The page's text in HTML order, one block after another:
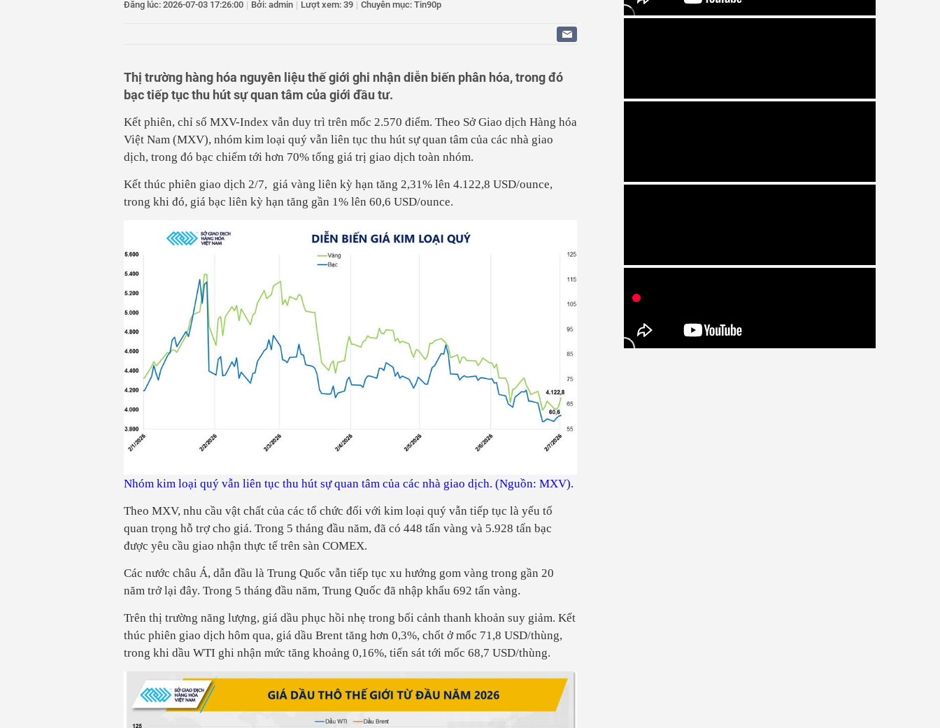
14
Quốc lộ 6 bị sạt lở sau mưa lớn, xuyên đêm khắc phục đã thông xe tạm thời
Đăng lúc: 2026-07-03 17:26:00 | Bởi: admin | Lượt xem: 39 | Chuyên mục: Tin90p
Thị trường hàng hóa nguyên liệu thế giới ghi nhận diễn biến phân hóa, trong đó
bạc tiếp tục thu hút sự quan tâm của giới đầu tư.
Kết phiên, chỉ số MXV-Index vẫn duy trì trên mốc 2.570 điểm. Theo Sở Giao dịch Hàng hóa
Việt Nam (MXV), nhóm kim loại quý vẫn liên tục thu hút sự quan tâm của các nhà giao
dịch, trong đó bạc chiếm tới hơn 70% tổng giá trị giao dịch toàn nhóm.
Kết thúc phiên giao dịch 2/7, giá vàng liên kỳ hạn tăng 2,31% lên 4.122,8 USD/ounce,
trong khi đó, giá bạc liên kỳ hạn tăng gần 1% lên 60,6 USD/ounce.
Nhóm kim loại quý vẫn liên tục thu hút sự quan tâm của các nhà giao dịch. (Nguồn: MXV).
Theo MXV, nhu cầu vật chất của các tổ chức đối với kim loại quý vẫn tiếp tục là yếu tố
quan trọng hỗ trợ cho giá. Trong 5 tháng đầu năm, đã có 448 tấn vàng và 5.928 tấn bạc
được yêu cầu giao nhận thực tế trên sàn COMEX.
Các nước châu Á, dẫn đầu là Trung Quốc vẫn tiếp tục xu hướng gom vàng trong gần 20
năm trở lại đây. Trong 5 tháng đầu năm, Trung Quốc đã nhập khẩu 692 tấn vàng.
Trên thị trường năng lượng, giá dầu phục hồi nhẹ trong bối cảnh thanh khoản suy giảm. Kết
thúc phiên giao dịch hôm qua, giá dầu Brent tăng hơn 0,3%, chốt ở mốc 71,8 USD/thùng,
trong khi dầu WTI ghi nhận mức tăng khoảng 0,16%, tiến sát tới mốc 68,7 USD/thùng.